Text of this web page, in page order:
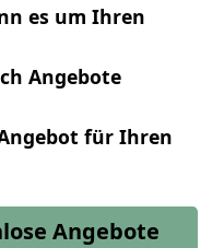
es um Ihren
Angebote
für Ihren
Angebote